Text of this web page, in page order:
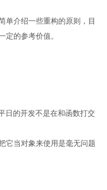
单介绍一些重构的原则，目
定的参考价值。
日的开发不是在和函数打交
它当对象来使用是毫无问题